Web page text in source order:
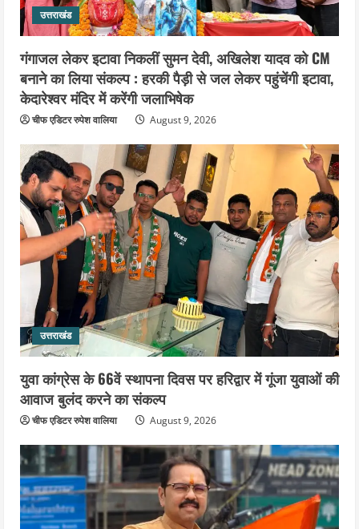
उत्तराखंड
गंगाजल लेकर इटावा निकलीं सुमन देवी, अखिलेश यादव को CM
बनाने का लिया संकल्प : हरकी पैड़ी से जल लेकर पहुंचेंगी इटावा,
केदारेश्वर मंदिर में करेंगी जलाभिषेक
चीफ एडिटर रुपेश वालिया August 9, 2026
उत्तराखंड
युवा कांग्रेस के 66वें स्थापना दिवस पर हरिद्वार में गूंजा युवाओं की
आवाज बुलंद करने का संकल्प
चीफ एडिटर रुपेश वालिया August 9, 2026